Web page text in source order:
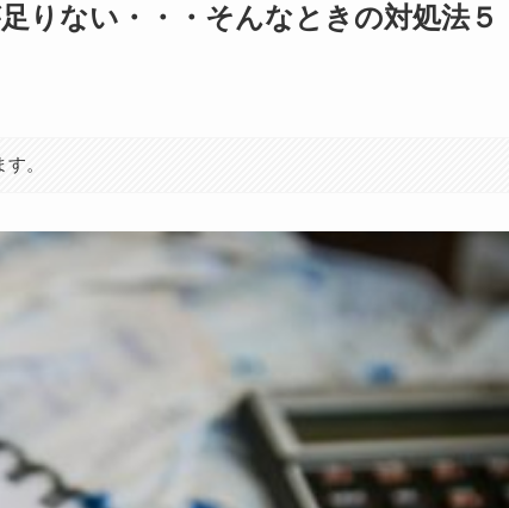
りない・・・そんなときの対処法５
。